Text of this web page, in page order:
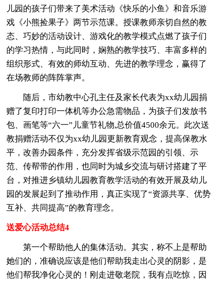
儿园的孩子们带来了美术活动《快乐的小鱼》和音乐游
戏《小熊捡果子》两节示范课。授课教师亲切自然的教
态、巧妙的活动设计、游戏化的教学模式点燃了孩子们
的学习热情，与此同时，娴熟的教学技巧、丰富多样的
组织形式、有效的师幼互动、先进的教学理念，赢得了
在场教师的阵阵掌声。
随后，市幼教中心孔主任及家长代表为xx幼儿园捐
赠了复印打印一体机等办公急需物品，为孩子们发放书
包、画笔等“六一”儿童节礼物,总价值4500余元。此次送
教捐赠活动不仅为xx幼儿园更新教育观念，提高保教水
平，改善办园条件，充分发挥省级示范园的引领、示
范、传帮带的作用，也同时为城乡交流与研讨搭建了平
台，对推进乡镇幼儿园教育教学活动的有效开展及幼儿
园的发展起到了推动作用，真正实现了“资源共享、优势
互补、共同提高”的教育理念。
送爱心活动总结4
第一个帮助他人的集体活动。其实，称不上是帮助
她们的，准确说应该是他们帮助我走出心灵的阴影，是
他们帮我净化心灵的！刚走进敬老院，我有点吃惊，因